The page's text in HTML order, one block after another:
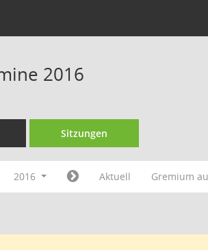
2016
Sitzungen
2016 Aktuell Gremium